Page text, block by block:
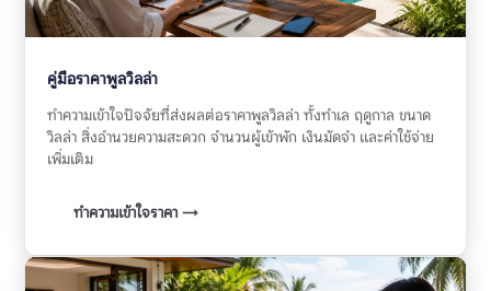
คู่มือราคาพูลวิลล่า
ทำความเข้าใจปัจจัยที่ส่งผลต่อราคาพูลวิลล่า ทั้งทำเล ฤดูกาล ขนาด
วิลล่า สิ่งอำนวยความสะดวก จำนวนผู้เข้าพัก เงินมัดจำ และค่าใช้จ่าย
เพิ่มเติม
ทำความเข้าใจราคา →